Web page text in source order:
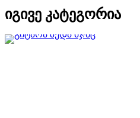
იგივე კატეგორია